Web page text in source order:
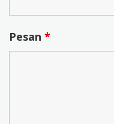
Pesan *